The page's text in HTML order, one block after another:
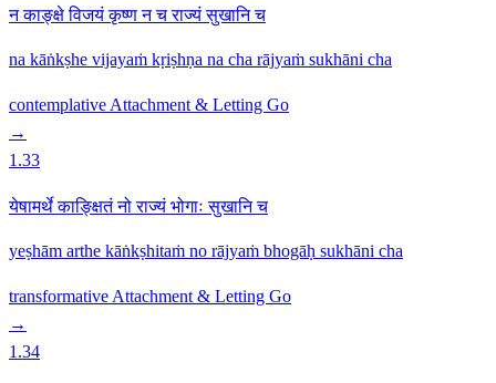
न काङ्क्षे विजयं कृष्ण न च राज्यं सुखानि च
na kāṅkṣhe vijayaṁ kṛiṣhṇa na cha rājyaṁ sukhāni cha
contemplative Attachment & Letting Go
→
1.33
येषामर्थे काङ्क्षितं नो राज्यं भोगाः सुखानि च
yeṣhām arthe kāṅkṣhitaṁ no rājyaṁ bhogāḥ sukhāni cha
transformative Attachment & Letting Go
→
1.34